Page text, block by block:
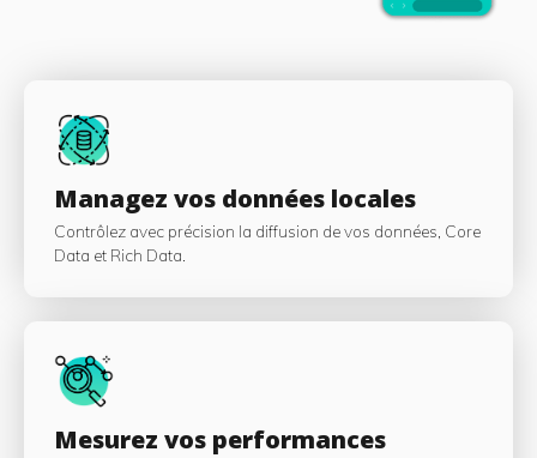
Managez vos données locales
Contrôlez avec précision la diffusion de vos données, Core
Data et Rich Data.
Mesurez vos performances